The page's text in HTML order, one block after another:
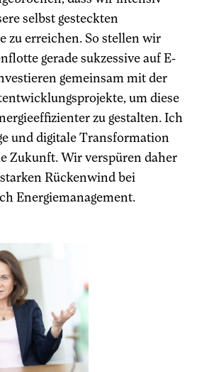
selbst gesteckten
zu erreichen. So stellen wir
gerade sukzessive auf E-
gemeinsam mit der
um diese
zu gestalten. Ich
und digitale Transformation
Zukunft. Wir verspüren daher
Rückenwind bei
Energiemanagement.